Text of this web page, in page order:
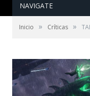
NAVIGATE
Inicio » Críticas »